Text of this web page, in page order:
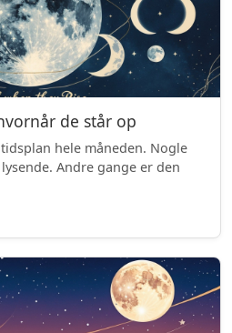
de står op
hele måneden. Nogle
Andre gange er den